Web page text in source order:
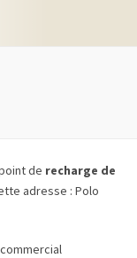
de recharge de
adresse : Polo